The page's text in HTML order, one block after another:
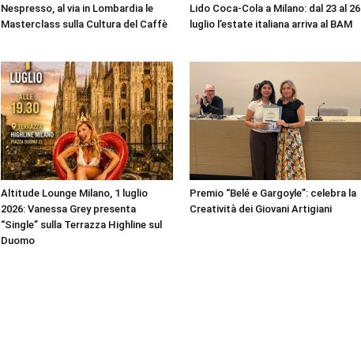
Nespresso, al via in Lombardia le
Masterclass sulla Cultura del Caffè
Lido Coca-Cola a Milano: dal 23 al 26
luglio l’estate italiana arriva al BAM
Altitude Lounge Milano, 1 luglio
2026: Vanessa Grey presenta
“Single” sulla Terrazza Highline sul
Duomo
Premio “Belé e Gargoyle”: celebra la
Creatività dei Giovani Artigiani